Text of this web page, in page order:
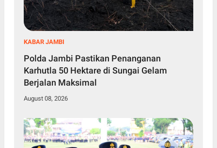
KABAR JAMBI
Polda Jambi Pastikan Penanganan
Karhutla 50 Hektare di Sungai Gelam
Berjalan Maksimal
August 08, 2026